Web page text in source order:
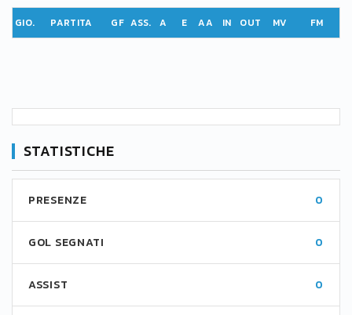
GIO. PARTITA GF ASS. A E AA IN OUT MV FM
STATISTICHE
PRESENZE 0
GOL SEGNATI 0
ASSIST 0